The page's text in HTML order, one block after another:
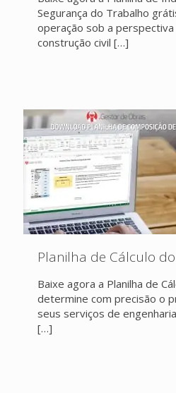
Segurança do Trabalho
operação sob a perspectiva
construção civil […]
Planilha de Cálculo
Baixe agora a Planilha de
determine com precisão o
seus serviços de
[…]